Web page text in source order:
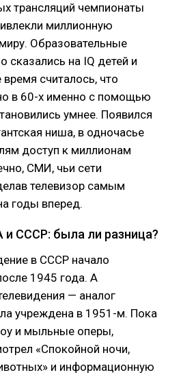
трансляций чемпионаты
миллионную
Образовательные
сказались на IQ детей и
считалось, что
в 60-х именно с помощью
умнее. Появился
ниша, в одночасье
доступ к миллионам
СМИ, чьи сети
телевизор самым
годы вперед.
СССР: была ли разница?
в СССР начало
1945 года. А
— аналог
учреждена в 1951-м. Пока
и мыльные оперы,
«Спокойной ночи,
и информационную